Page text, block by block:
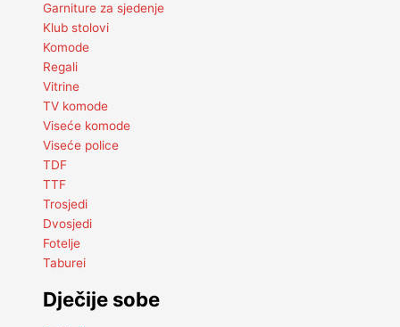
Garniture za sjedenje
Klub stolovi
Komode
Regali
Vitrine
TV komode
Viseće komode
Viseće police
TDF
TTF
Trosjedi
Dvosjedi
Fotelje
Taburei
Dječije sobe